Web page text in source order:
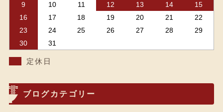
9
10 11 12 13 14
15
16
17 18 19 20 21
22
23
24 25 26 27 28
29
30
31
定休日
ブログカテゴリー